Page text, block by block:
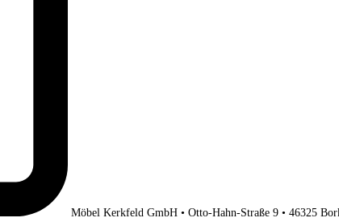
Möbel Kerkfeld GmbH • Otto-Hahn-Straße 9 • 46325